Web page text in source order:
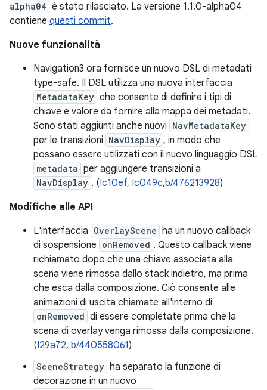
alpha04 è stato rilasciato. La versione 1.1.0-alpha04
contiene questi commit.
Nuove funzionalità
Navigation3 ora fornisce un nuovo DSL di metadati
type-safe. Il DSL utilizza una nuova interfaccia
MetadataKey che consente di definire i tipi di
chiave e valore da fornire alla mappa dei metadati.
Sono stati aggiunti anche nuovi NavMetadataKey
per le transizioni NavDisplay , in modo che
possano essere utilizzati con il nuovo linguaggio DSL
metadata per aggiungere transizioni a
NavDisplay . (Ic10ef, Ic049c,b/476213928)
Modifiche alle API
L'interfaccia OverlayScene ha un nuovo callback
di sospensione onRemoved . Questo callback viene
richiamato dopo che una chiave associata alla
scena viene rimossa dallo stack indietro, ma prima
che esca dalla composizione. Ciò consente alle
animazioni di uscita chiamate all'interno di
onRemoved di essere completate prima che la
scena di overlay venga rimossa dalla composizione.
(I29a72, b/440558061)
SceneStrategy ha separato la funzione di
decorazione in un nuovo